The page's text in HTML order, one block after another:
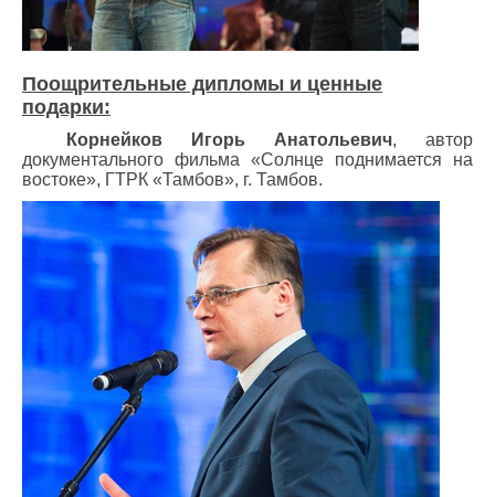
Поощрительные дипломы и ценные
подарки:
Корнейков Игорь Анатольевич, автор
документального фильма «Солнце поднимается на
востоке», ГТРК «Тамбов», г. Тамбов.